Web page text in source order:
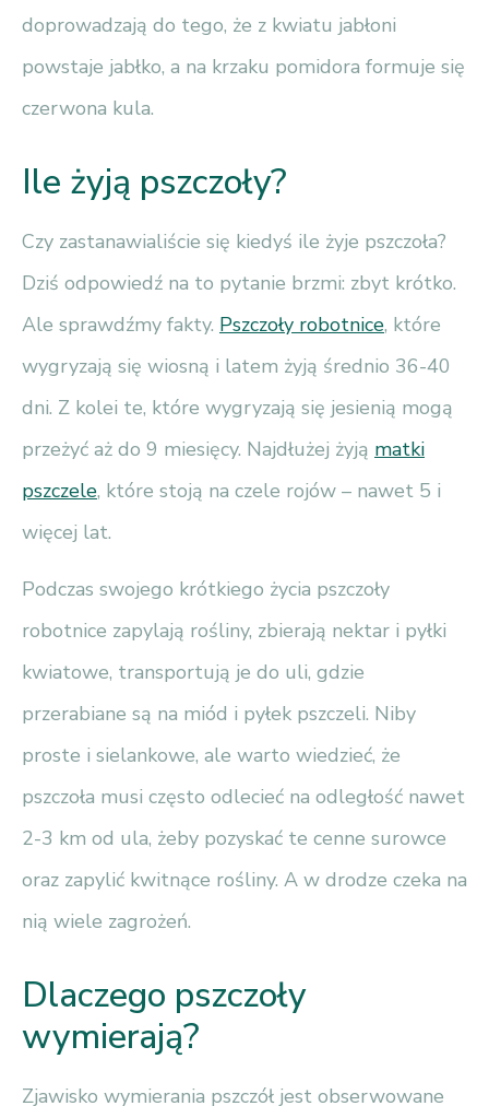
doprowadzają do tego, że z kwiatu jabłoni
powstaje jabłko, a na krzaku pomidora formuje się
czerwona kula.
Ile żyją pszczoły?
Czy zastanawialiście się kiedyś ile żyje pszczoła?
Dziś odpowiedź na to pytanie brzmi: zbyt krótko.
Ale sprawdźmy fakty. Pszczoły robotnice, które
wygryzają się wiosną i latem żyją średnio 36-40
dni. Z kolei te, które wygryzają się jesienią mogą
przeżyć aż do 9 miesięcy. Najdłużej żyją matki
pszczele, które stoją na czele rojów – nawet 5 i
więcej lat.
Podczas swojego krótkiego życia pszczoły
robotnice zapylają rośliny, zbierają nektar i pyłki
kwiatowe, transportują je do uli, gdzie
przerabiane są na miód i pyłek pszczeli. Niby
proste i sielankowe, ale warto wiedzieć, że
pszczoła musi często odlecieć na odległość nawet
2-3 km od ula, żeby pozyskać te cenne surowce
oraz zapylić kwitnące rośliny. A w drodze czeka na
nią wiele zagrożeń.
Dlaczego pszczoły
wymierają?
Zjawisko wymierania pszczół jest obserwowane